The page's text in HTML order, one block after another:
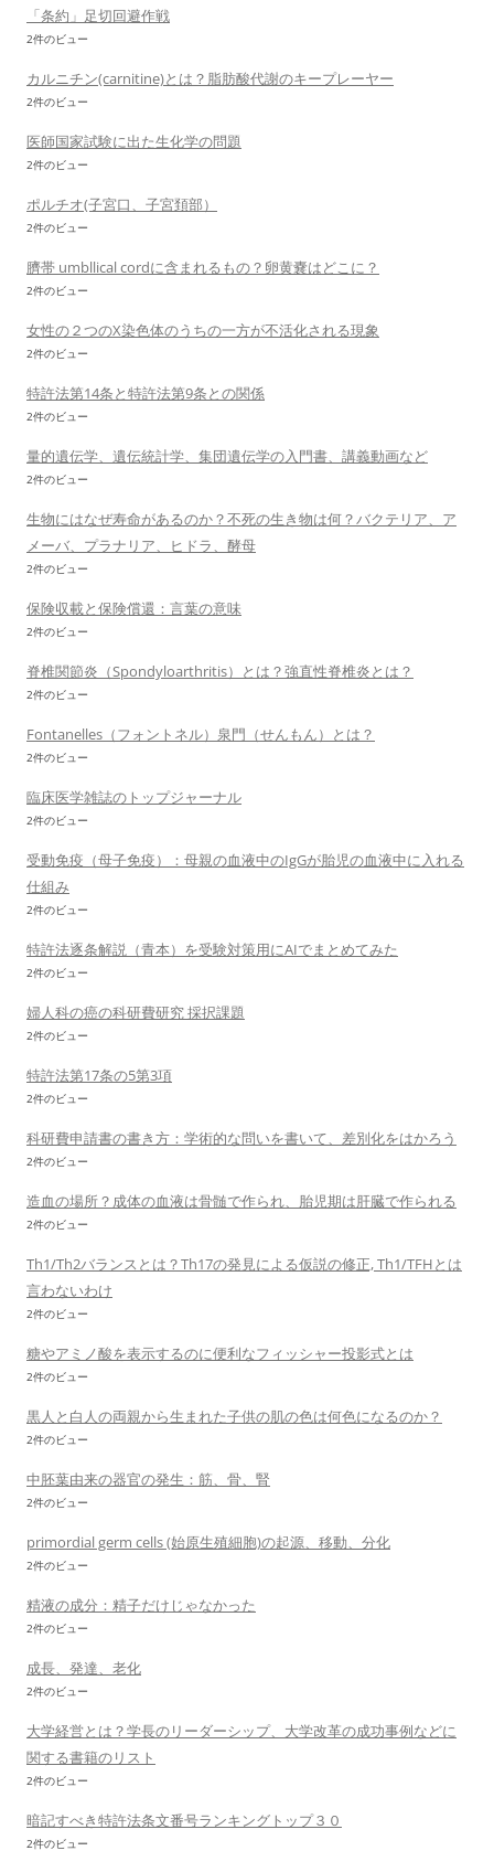
「条約」足切回避作戦
2件のビュー
カルニチン(carnitine)とは？脂肪酸代謝のキープレーヤー
2件のビュー
医師国家試験に出た生化学の問題
2件のビュー
ポルチオ(子宮口、子宮頚部）
2件のビュー
臍帯 umbllical cordに含まれるもの？卵黄嚢はどこに？
2件のビュー
女性の２つのX染色体のうちの一方が不活化される現象
2件のビュー
特許法第14条と特許法第9条との関係
2件のビュー
量的遺伝学、遺伝統計学、集団遺伝学の入門書、講義動画など
2件のビュー
生物にはなぜ寿命があるのか？不死の生き物は何？バクテリア、ア
メーバ、プラナリア、ヒドラ、酵母
2件のビュー
保険収載と保険償還：言葉の意味
2件のビュー
脊椎関節炎（Spondyloarthritis）とは？強直性脊椎炎とは？
2件のビュー
Fontanelles（フォントネル）泉門（せんもん）とは？
2件のビュー
臨床医学雑誌のトップジャーナル
2件のビュー
受動免疫（母子免疫）：母親の血液中のIgGが胎児の血液中に入れる
仕組み
2件のビュー
特許法逐条解説（青本）を受験対策用にAIでまとめてみた
2件のビュー
婦人科の癌の科研費研究 採択課題
2件のビュー
特許法第17条の5第3項
2件のビュー
科研費申請書の書き方：学術的な問いを書いて、差別化をはかろう
2件のビュー
造血の場所？成体の血液は骨髄で作られ、胎児期は肝臓で作られる
2件のビュー
Th1/Th2バランスとは？Th17の発見による仮説の修正, Th1/TFHとは
言わないわけ
2件のビュー
糖やアミノ酸を表示するのに便利なフィッシャー投影式とは
2件のビュー
黒人と白人の両親から生まれた子供の肌の色は何色になるのか？
2件のビュー
中胚葉由来の器官の発生：筋、骨、腎
2件のビュー
primordial germ cells (始原生殖細胞)の起源、移動、分化
2件のビュー
精液の成分：精子だけじゃなかった
2件のビュー
成長、発達、老化
2件のビュー
大学経営とは？学長のリーダーシップ、大学改革の成功事例などに
関する書籍のリスト
2件のビュー
暗記すべき特許法条文番号ランキングトップ３０
2件のビュー